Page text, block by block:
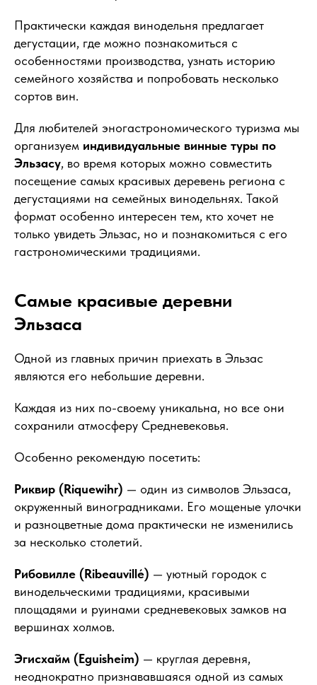
Практически каждая винодельня предлагает
дегустации, где можно познакомиться с
особенностями производства, узнать историю
семейного хозяйства и попробовать несколько
сортов вин.
Для любителей эногастрономического туризма мы
организуем индивидуальные винные туры по
Эльзасу, во время которых можно совместить
посещение самых красивых деревень региона с
дегустациями на семейных винодельнях. Такой
формат особенно интересен тем, кто хочет не
только увидеть Эльзас, но и познакомиться с его
гастрономическими традициями.
Самые красивые деревни
Эльзаса
Одной из главных причин приехать в Эльзас
являются его небольшие деревни.
Каждая из них по-своему уникальна, но все они
сохранили атмосферу Средневековья.
Особенно рекомендую посетить:
Риквир (Riquewihr) — один из символов Эльзаса,
окруженный виноградниками. Его мощеные улочки
и разноцветные дома практически не изменились
за несколько столетий.
Рибовилле (Ribeauvillé) — уютный городок с
винодельческими традициями, красивыми
площадями и руинами средневековых замков на
вершинах холмов.
Эгисхайм (Eguisheim) — круглая деревня,
неоднократно признававшаяся одной из самых